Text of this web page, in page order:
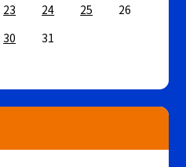
23 24 25
26
30 31